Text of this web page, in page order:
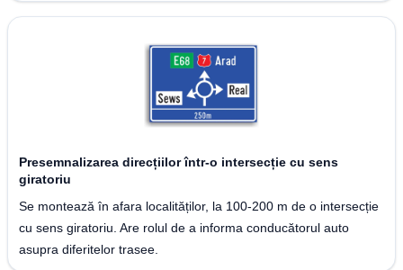
Presemnalizarea direcțiilor într-o intersecție cu sens
giratoriu
Se montează în afara localităților, la 100-200 m de o intersecție
cu sens giratoriu. Are rolul de a informa conducătorul auto
asupra diferitelor trasee.